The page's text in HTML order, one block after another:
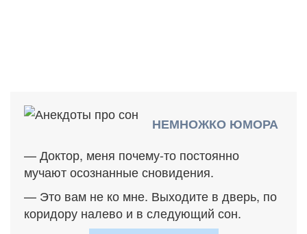
НЕМНОЖКО ЮМОРА
— Доктор, меня почему-то постоянно
мучают осознанные сновидения.
— Это вам не ко мне. Выходите в дверь, по
коридору налево и в следующий сон.